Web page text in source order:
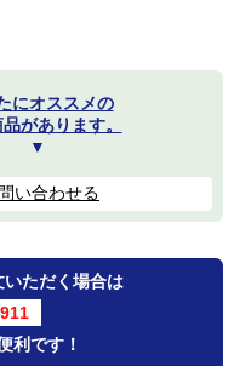
にオススメの
があります。
▼
い合わせる
ただく場合は
利です！